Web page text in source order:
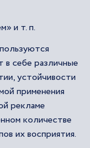
и т. п.
себе различные
устойчивости
применения
рекламе
количестве
их восприятия.